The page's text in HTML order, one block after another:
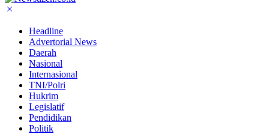
Headline
Advertorial News
Daerah
Nasional
Internasional
TNI/Polri
Hukrim
Legislatif
Pendidikan
Politik